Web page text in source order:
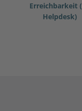
Erreichbarkeit (
Helpdesk)